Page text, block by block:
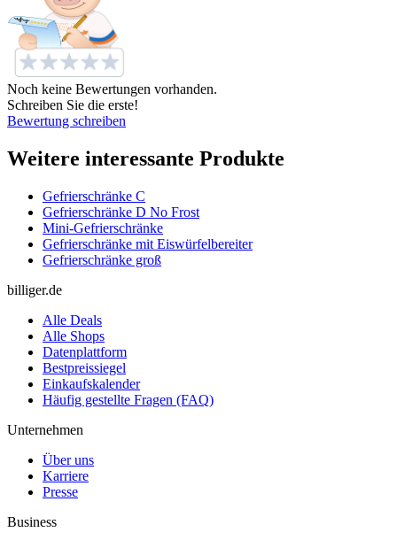
Noch keine Bewertungen vorhanden.
Schreiben Sie die erste!
Bewertung schreiben
Weitere interessante Produkte
Gefrierschränke C
Gefrierschränke D No Frost
Mini-Gefrierschränke
Gefrierschränke mit Eiswürfelbereiter
Gefrierschränke groß
billiger.de
Alle Deals
Alle Shops
Datenplattform
Bestpreissiegel
Einkaufskalender
Häufig gestellte Fragen (FAQ)
Unternehmen
Über uns
Karriere
Presse
Business